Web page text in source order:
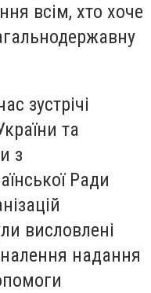
всім, хто хоче
зустрічі
та
з
Ради
висловлені
надання